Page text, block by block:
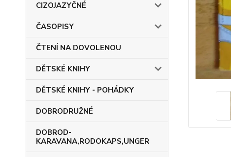
CIZOJAZYČNÉ
ČASOPISY
ČTENÍ NA DOVOLENOU
DĚTSKÉ KNIHY
DĚTSKÉ KNIHY - POHÁDKY
DOBRODRUŽNÉ
DOBROD-
KARAVANA,RODOKAPS,UNGER